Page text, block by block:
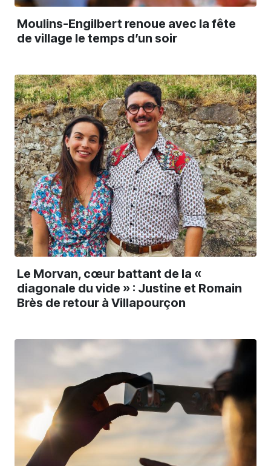
Moulins-Engilbert renoue avec la fête
de village le temps d’un soir
Le Morvan, cœur battant de la «
diagonale du vide » : Justine et Romain
Brès de retour à Villapourçon